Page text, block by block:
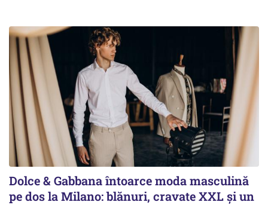
Dolce & Gabbana întoarce moda masculină
pe dos la Milano: blănuri, cravate XXL și un